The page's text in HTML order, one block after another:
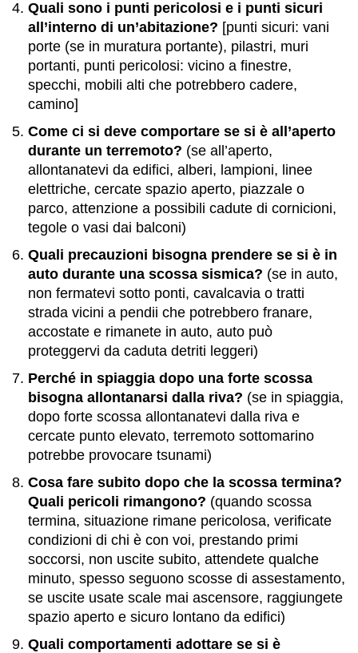
Quali sono i punti pericolosi e i punti sicuri
all’interno di un’abitazione? [punti sicuri: vani
porte (se in muratura portante), pilastri, muri
portanti, punti pericolosi: vicino a finestre,
specchi, mobili alti che potrebbero cadere,
camino]
Come ci si deve comportare se si è all’aperto
durante un terremoto? (se all’aperto,
allontanatevi da edifici, alberi, lampioni, linee
elettriche, cercate spazio aperto, piazzale o
parco, attenzione a possibili cadute di cornicioni,
tegole o vasi dai balconi)
Quali precauzioni bisogna prendere se si è in
auto durante una scossa sismica? (se in auto,
non fermatevi sotto ponti, cavalcavia o tratti
strada vicini a pendii che potrebbero franare,
accostate e rimanete in auto, auto può
proteggervi da caduta detriti leggeri)
Perché in spiaggia dopo una forte scossa
bisogna allontanarsi dalla riva? (se in spiaggia,
dopo forte scossa allontanatevi dalla riva e
cercate punto elevato, terremoto sottomarino
potrebbe provocare tsunami)
Cosa fare subito dopo che la scossa termina?
Quali pericoli rimangono? (quando scossa
termina, situazione rimane pericolosa, verificate
condizioni di chi è con voi, prestando primi
soccorsi, non uscite subito, attendete qualche
minuto, spesso seguono scosse di assestamento,
se uscite usate scale mai ascensore, raggiungete
spazio aperto e sicuro lontano da edifici)
Quali comportamenti adottare se si è